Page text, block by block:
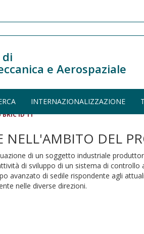
e Aerospaziale
INTERNAZIONALIZZAZIONE
ID 11
NELL'AMBITO DEL
di un soggetto industriale
di sviluppo di un sistema di controllo
avanzato di sedile rispondente agli
nelle diverse direzioni.